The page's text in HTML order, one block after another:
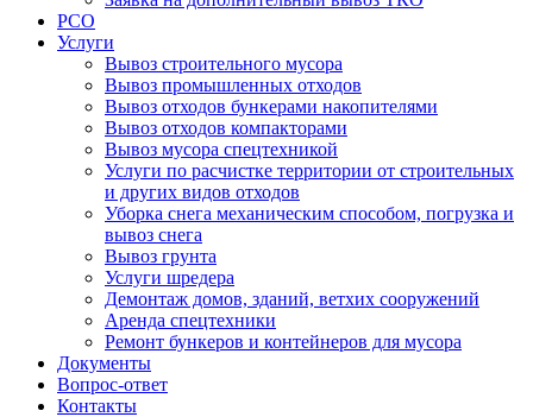
РСО
Услуги
Вывоз строительного мусора
Вывоз промышленных отходов
Вывоз отходов бункерами накопителями
Вывоз отходов компакторами
Вывоз мусора спецтехникой
Услуги по расчистке территории от строительных
и других видов отходов
Уборка снега механическим способом, погрузка и
вывоз снега
Вывоз грунта
Услуги шредера
Демонтаж домов, зданий, ветхих сооружений
Аренда спецтехники
Ремонт бункеров и контейнеров для мусора
Документы
Вопрос-ответ
Контакты